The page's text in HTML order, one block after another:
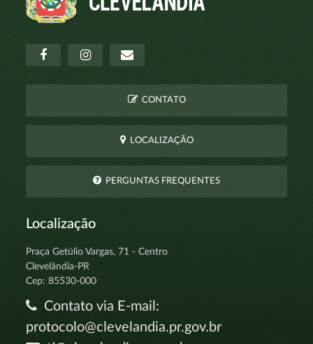
CONTATO
LOCALIZAÇÃO
PERGUNTAS FREQUENTES
Localização
Praça Getúlio Vargas, 71 - Centro
Clevelândia-PR
Cep: 85530-000
Contato via E-mail:
protocolo@clevelandia.pr.gov.br